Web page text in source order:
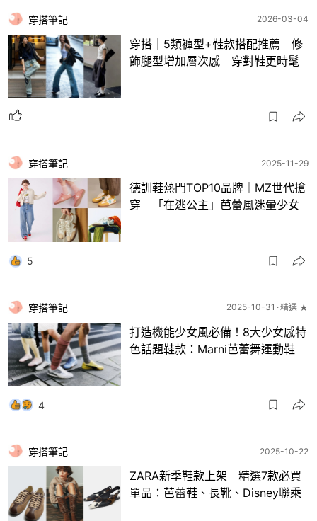
穿搭筆記 2026-03-04
穿搭｜5類褲型+鞋款搭配推薦 修
飾腿型增加層次感 穿對鞋更時髦
穿搭筆記 2025-11-29
德訓鞋熱門TOP10品牌｜MZ世代搶
穿 「在逃公主」芭蕾風迷暈少女
5
穿搭筆記 2025-10-31 精選 ★
打造機能少女風必備！8大少女感特
色話題鞋款：Marni芭蕾舞運動鞋
4
穿搭筆記 2025-10-22
ZARA新季鞋款上架 精選7款必買
單品：芭蕾鞋、長靴、Disney聯乘